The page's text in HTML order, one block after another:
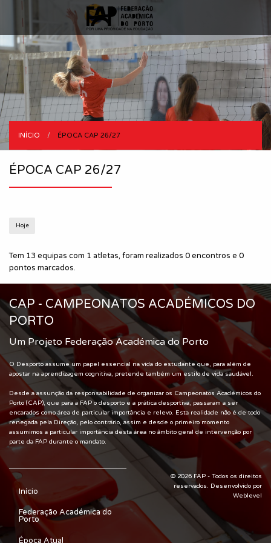
INÍCIO CURRENT:
ÉPOCA CAP 26/27
ÉPOCA CAP 26/27
Hoje
Tem 13 equipas com 1 atletas, foram realizados 0 encontros e 0
pontos marcados.
CAP - CAMPEONATOS ACADÉMICOS DO
PORTO
Um Projeto Federação Académica do Porto
O Desporto assume um papel essencial na vida do estudante que, para além de
apostar na aprendizagem cognitiva, pretende também um estilo de vida saudável.
Desde a assunção da responsabilidade de organizar os Campeonatos Académicos do
Porto (CAP), que para a FAP o desporto e a prática desportiva, passaram a ser
encarados como área de particular importância e relevo. Esta realidade não é de todo
renegada pela Direção, pelo contrário, assim e desde o primeiro momento
assumimos a particular importância desta área no âmbito geral de intervenção por
parte da FAP durante o mandato.
Início
Federação Académica do
Porto
Época Atual
© 2026 FAP - Todos os direitos
reservados. Desenvolvido por
Weblevel